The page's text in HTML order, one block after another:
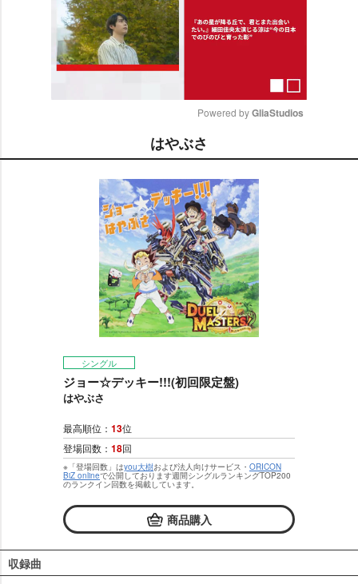
u
e
Powered by GliaStudios
はやぶさ
シングル
ジョー☆デッキー!!!(初回限定盤)
はやぶさ
最高順位： 13位
登場回数： 18回
※「登場回数」はyou大樹および法人向けサービス・ ORICON
BiZ onlineで公開しております週間シングルランキングTOP200
のランクイン回数を掲載しています。
商品購入
収録曲